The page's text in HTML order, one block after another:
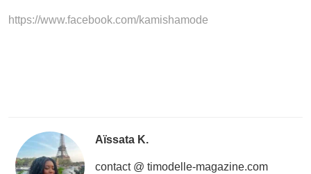
https://www.facebook.com/kamishamode
Aïssata K.
contact @ timodelle-magazine.com